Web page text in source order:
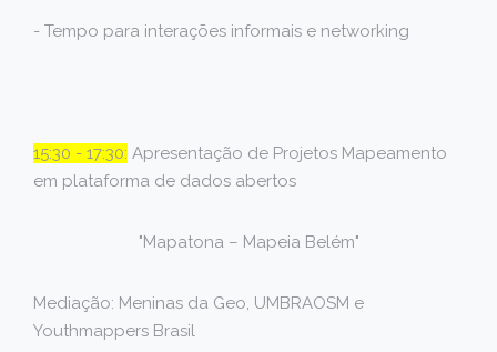
- Tempo para interações informais e networking
15:30 - 17:30: Apresentação de Projetos Mapeamento
em plataforma de dados abertos
"Mapatona – Mapeia Belém"
Mediação: Meninas da Geo, UMBRAOSM e
Youthmappers Brasil